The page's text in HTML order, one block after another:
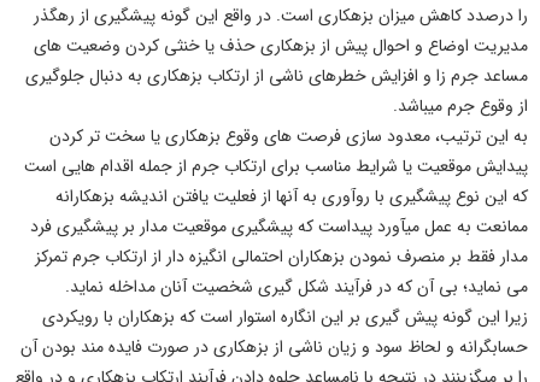
را درصدد کاهش میزان بزهکاری است. در واقع این گونهپیشگیری از رهگذر
مدیریت اوضاع و احوال پیش از بزهکاریحذف یا خنثی کردن وضعیت های
مساعد جرم زا و افزایش خطرهای ناشی از ارتکاب بزهکاری به دنبال جلوگیری
از وقوع جرم میباشد.
به این ترتیب، معدود سازی فرصت های وقوع بزهکارییا سخت تر کردن
پیدایش موقعیت یا شرایط مناسب برای ارتکاب جرم از جمله اقدام هایی است
که این نوعپیشگیری با روآوری به آنها از فعلیت یافتن اندیشه بزهکارانه
ممانعت به عمل میآورد پیداست که پیشگیری موقعیت مدار بر پیشگیری فرد
مدار فقط بر منصرف نمودن بزهکاران احتمالی انگیزه دار از ارتکاب جرم تمرکز
می نماید؛ بی آن که در فرآیند شکل گیری شخصیت آنان مداخله نماید.
زیرا این گونه پیش گیری بر این انگاره استوار است که بزهکاران با رویکردی
حسابگرانه و لحاظ سود و زیان ناشی از بزهکاریدر صورت فایده مند بودن آن
را بر میگزینند در نتیجه با نامساعد جلوه دادن فرآیند ارتکاب بزهکاری و در واقع